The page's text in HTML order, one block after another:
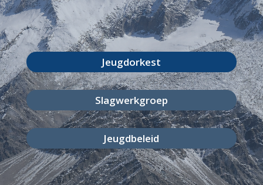
Jeugdorkest
Slagwerkgroep
Jeugdbeleid